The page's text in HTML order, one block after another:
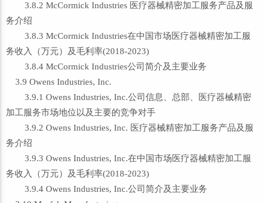
3.8.2 McCormick Industries 医疗器械精密加工服务产品及服
务介绍
3.8.3 McCormick Industries在中国市场医疗器械精密加工服
务收入（万元）及毛利率(2018-2023)
3.8.4 McCormick Industries公司简介及主要业务
3.9 Owens Industries, Inc.
3.9.1 Owens Industries, Inc.公司信息、总部、医疗器械精密
加工服务市场地位以及主要的竞争对手
3.9.2 Owens Industries, Inc. 医疗器械精密加工服务产品及服
务介绍
3.9.3 Owens Industries, Inc.在中国市场医疗器械精密加工服
务收入（万元）及毛利率(2018-2023)
3.9.4 Owens Industries, Inc.公司简介及主要业务